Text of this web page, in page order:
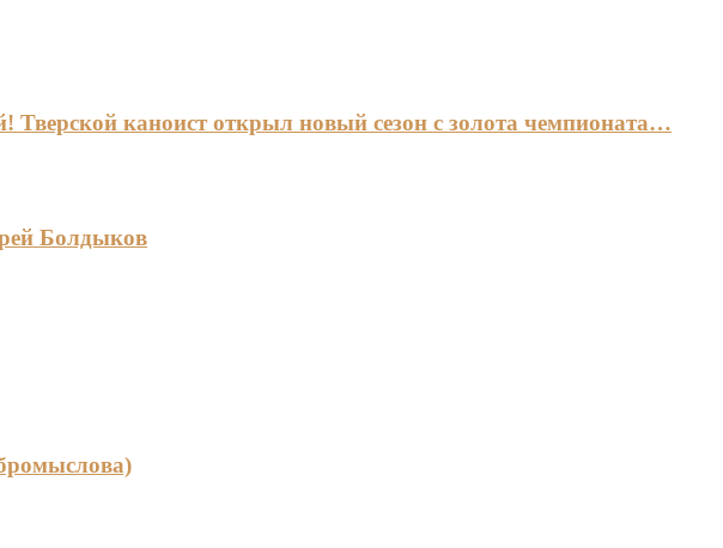
Тверской каноист открыл новый сезон с золота чемпионата…
Болдыков